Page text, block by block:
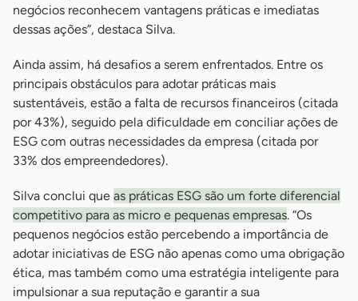
negócios reconhecem vantagens práticas e imediatas
dessas ações”, destaca Silva.
Ainda assim, há desafios a serem enfrentados. Entre os
principais obstáculos para adotar práticas mais
sustentáveis, estão a falta de recursos financeiros (citada
por 43%), seguido pela dificuldade em conciliar ações de
ESG com outras necessidades da empresa (citada por
33% dos empreendedores).
Silva conclui que as práticas ESG são um forte diferencial
competitivo para as micro e pequenas empresas. “Os
pequenos negócios estão percebendo a importância de
adotar iniciativas de ESG não apenas como uma obrigação
ética, mas também como uma estratégia inteligente para
impulsionar a sua reputação e garantir a sua